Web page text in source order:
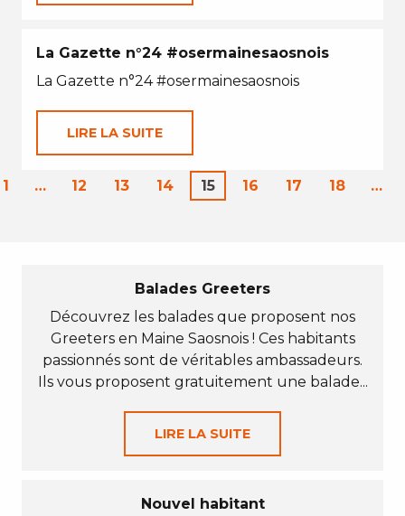
La Gazette n°24 #osermainesaosnois
La Gazette n°24 #osermainesaosnois
LIRE LA SUITE
1 … 12 13 14 15 16 17 18 …
Balades Greeters
Découvrez les balades que proposent nos
Greeters en Maine Saosnois ! Ces habitants
passionnés sont de véritables ambassadeurs.
Ils vous proposent gratuitement une balade...
LIRE LA SUITE
Nouvel habitant